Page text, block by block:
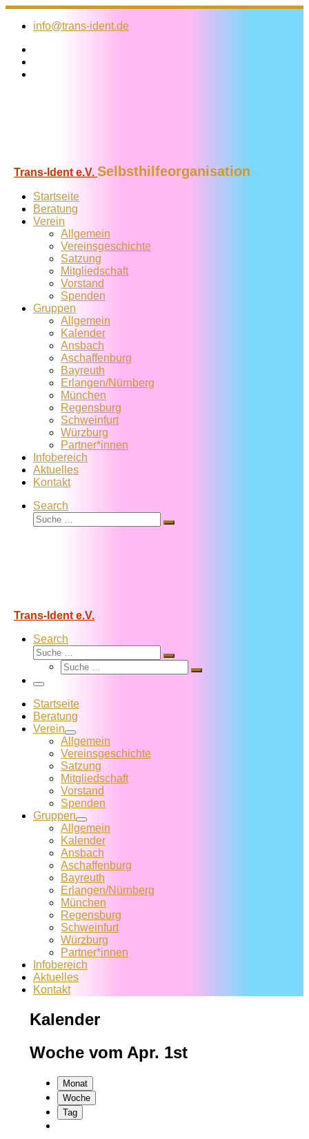
Zum
Inhalt
info@trans-ident.de
Trans-Ident e.V. Selbsthilfeorganisation
Startseite
Beratung
Verein
Allgemein
Vereins­geschichte
Satzung
Mitglied­schaft
Vorstand
Spenden
Gruppen
Allgemein
Kalender
Ansbach
Aschaffenburg
Bayreuth
Erlangen/Nürnberg
München
Regensburg
Schweinfurt
Würzburg
Partner*innen
Infobereich
Aktuelles
Kontakt
Search
Suche
Suche
Trans-Ident e.V.
Search
Suche
Suche
Suche
Suche
Menü
Startseite
Beratung
Verein
Allgemein
Vereins­geschichte
Satzung
Mitglied­schaft
Vorstand
Spenden
Gruppen
Allgemein
Kalender
Ansbach
Aschaffenburg
Bayreuth
Erlangen/Nürnberg
München
Regensburg
Schweinfurt
Würzburg
Partner*innen
Infobereich
Aktuelles
Kontakt
Kalender
Woche vom Apr. 1st
Monat
Woche
Tag